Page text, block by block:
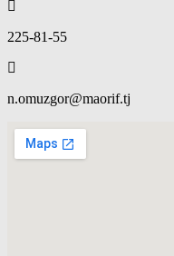
225-81-55
n.omuzgor@maorif.tj